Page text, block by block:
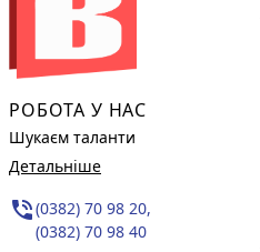
РОБОТА У НАС
Шукаєм таланти
Детальніше
phone_in_talk(0382) 70 98 20,
(0382) 70 98 40